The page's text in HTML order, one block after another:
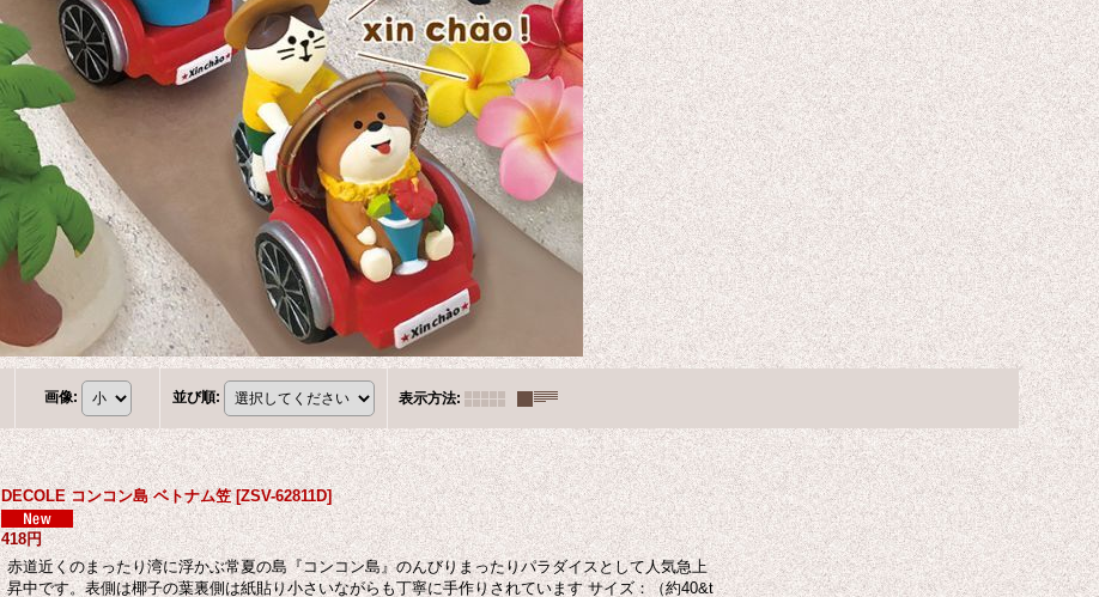
画像: 並び順: 表示方法:
DECOLE コンコン島 ベトナム笠 [ZSV-62811D]
418円
赤道近くのまったり湾に浮かぶ常夏の島『コンコン島』のんびりまったりパラダイスとして人気急上
昇中です。表側は椰子の葉裏側は紙貼り小さいながらも丁寧に手作りされています サイズ：（約40&t